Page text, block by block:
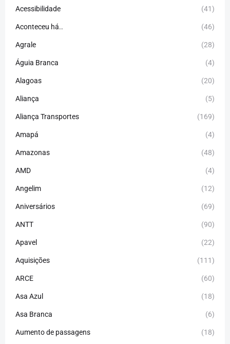
Acessibilidade (41)
Aconteceu há.. (46)
Agrale (28)
Águia Branca (4)
Alagoas (20)
Aliança (5)
Aliança Transportes (169)
Amapá (4)
Amazonas (48)
AMD (4)
Angelim (12)
Aniversários (69)
ANTT (90)
Apavel (22)
Aquisições (111)
ARCE (60)
Asa Azul (18)
Asa Branca (6)
Aumento de passagens (18)